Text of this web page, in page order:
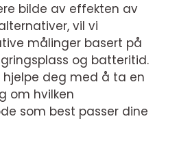
bilde av effekten av
vil vi
målinger basert på
og batteritid.
hjelpe deg med å ta en
om hvilken
som best passer dine